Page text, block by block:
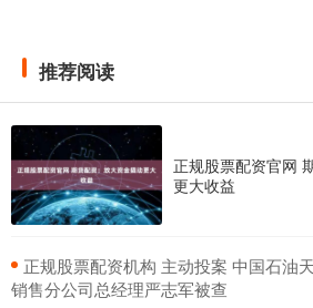
推荐阅读
正规股票配资官网
更大收益
正规股票配资机构 主动投案 中国石油
销售分公司总经理严志军被查